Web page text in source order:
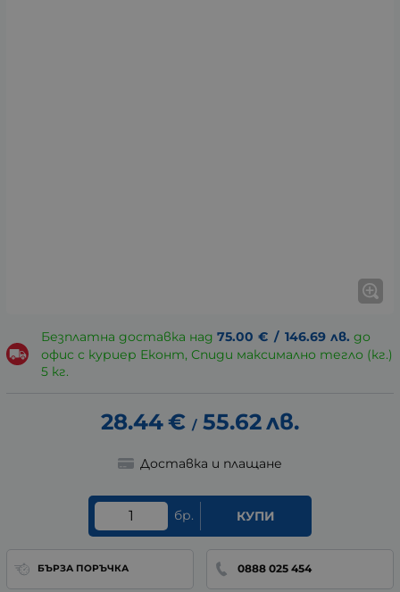
Безплатна доставка над 75.00 € / 146.69 лв. до
офис с куриер Еконт, Спиди максимално тегло (кг.)
5 кг.
28.44€ / 55.62лв.
Доставка и плащане
бр. КУПИ
БЪРЗА ПОРЪЧКА 0888 025 454